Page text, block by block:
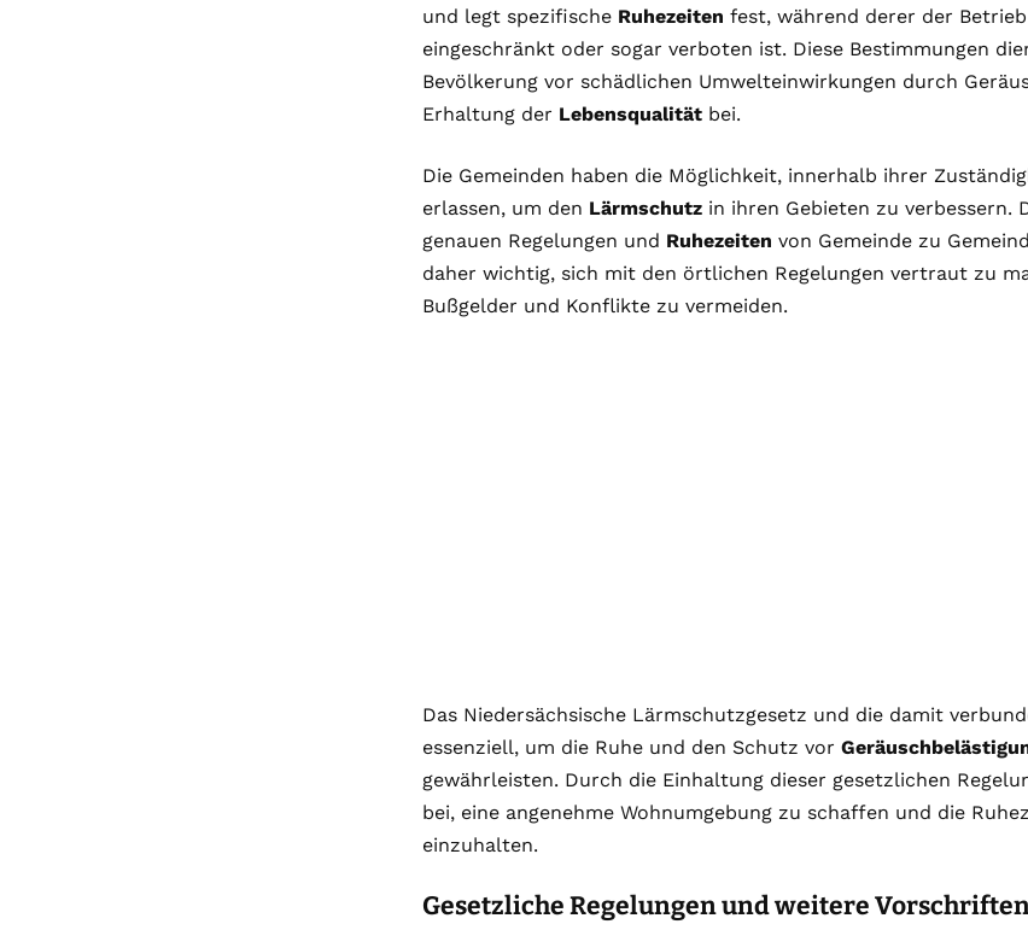
und legt spezifische Ruhezeiten fest, während derer der
eingeschränkt oder sogar verboten ist. Diese Bestimmungen
Bevölkerung vor schädlichen Umwelteinwirkungen durch
Erhaltung der Lebensqualität bei.
Die Gemeinden haben die Möglichkeit, innerhalb ihrer
erlassen, um den Lärmschutz in ihren Gebieten zu verbessern.
genauen Regelungen und Ruhezeiten von Gemeinde zu
daher wichtig, sich mit den örtlichen Regelungen vertraut zu
Bußgelder und Konflikte zu vermeiden.
Das Niedersächsische Lärmschutzgesetz und die damit
essenziell, um die Ruhe und den Schutz vor
gewährleisten. Durch die Einhaltung dieser gesetzlichen
bei, eine angenehme Wohnumgebung zu schaffen und die
einzuhalten.
Gesetzliche Regelungen und weitere